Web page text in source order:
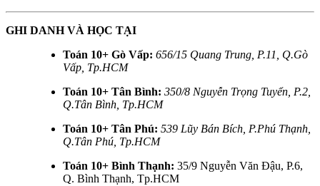
GHI DANH VÀ HỌC TẠI
Toán 10+ Gò Vấp: 656/15 Quang Trung, P.11, Q.Gò
Vấp, Tp.HCM
Toán 10+ Tân Bình: 350/8 Nguyễn Trọng Tuyển, P.2,
Q.Tân Bình, Tp.HCM
Toán 10+ Tân Phú: 539 Lũy Bán Bích, P.Phú Thạnh,
Q.Tân Phú, Tp.HCM
Toán 10+ Bình Thạnh: 35/9 Nguyễn Văn Đậu, P.6,
Q. Bình Thạnh, Tp.HCM